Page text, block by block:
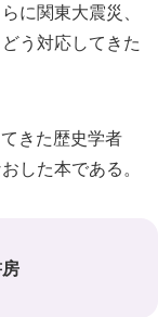
に関東大震災、
う対応してきた
きた歴史学者
した本である。